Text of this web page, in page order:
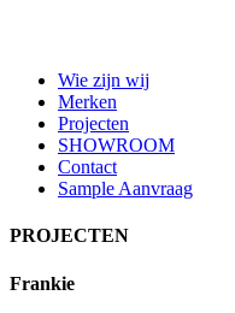
Wie zijn wij
Merken
Projecten
SHOWROOM
Contact
Sample Aanvraag
PROJECTEN
Frankie